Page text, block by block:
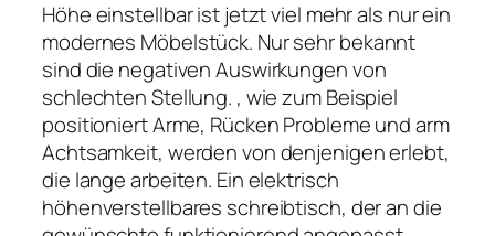
Höhe einstellbar ist jetzt viel mehr als nur ein
modernes Möbelstück. Nur sehr bekannt
sind die negativen Auswirkungen von
schlechten Stellung. , wie zum Beispiel
positioniert Arme, Rücken Probleme und arm
Achtsamkeit, werden von denjenigen erlebt,
die lange arbeiten. Ein elektrisch
höhenverstellbares schreibtisch, der an die